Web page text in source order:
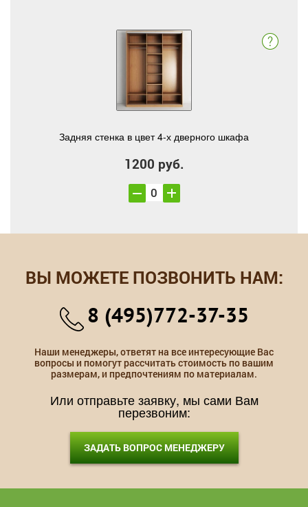
Задняя стенка в цвет 4-х дверного шкафа
1200 руб.
ВЫ МОЖЕТЕ ПОЗВОНИТЬ НАМ:
8 (495)772-37-35
Наши менеджеры, ответят на все интересующие Вас
вопросы и помогут рассчитать стоимость по вашим
размерам, и предпочтениям по материалам.
Или отправьте заявку, мы сами Вам
перезвоним:
ЗАДАТЬ ВОПРОС МЕНЕДЖЕРУ